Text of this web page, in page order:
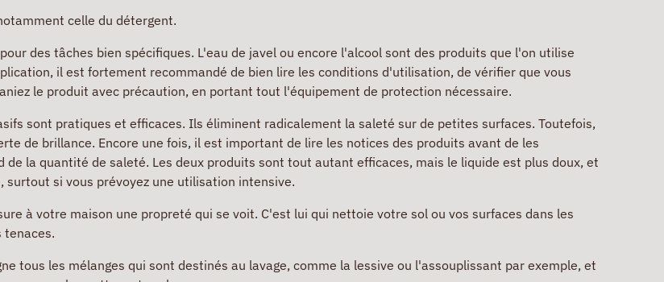
celle du détergent.
des tâches bien spécifiques. L'eau de javel ou encore l'alcool sont des produits que l'on utilise
il est fortement recommandé de bien lire les conditions d'utilisation, de vérifier que vous
le produit avec précaution, en portant tout l'équipement de protection nécessaire.
sont pratiques et efficaces. Ils éliminent radicalement la saleté sur de petites surfaces. Toutefois,
de brillance. Encore une fois, il est important de lire les notices des produits avant de les
de la quantité de saleté. Les deux produits sont tout autant efficaces, mais le liquide est plus doux, et
si vous prévoyez une utilisation intensive.
à votre maison une propreté qui se voit. C'est lui qui nettoie votre sol ou vos surfaces dans les
tenaces.
tous les mélanges qui sont destinés au lavage, comme la lessive ou l'assouplissant par exemple, et